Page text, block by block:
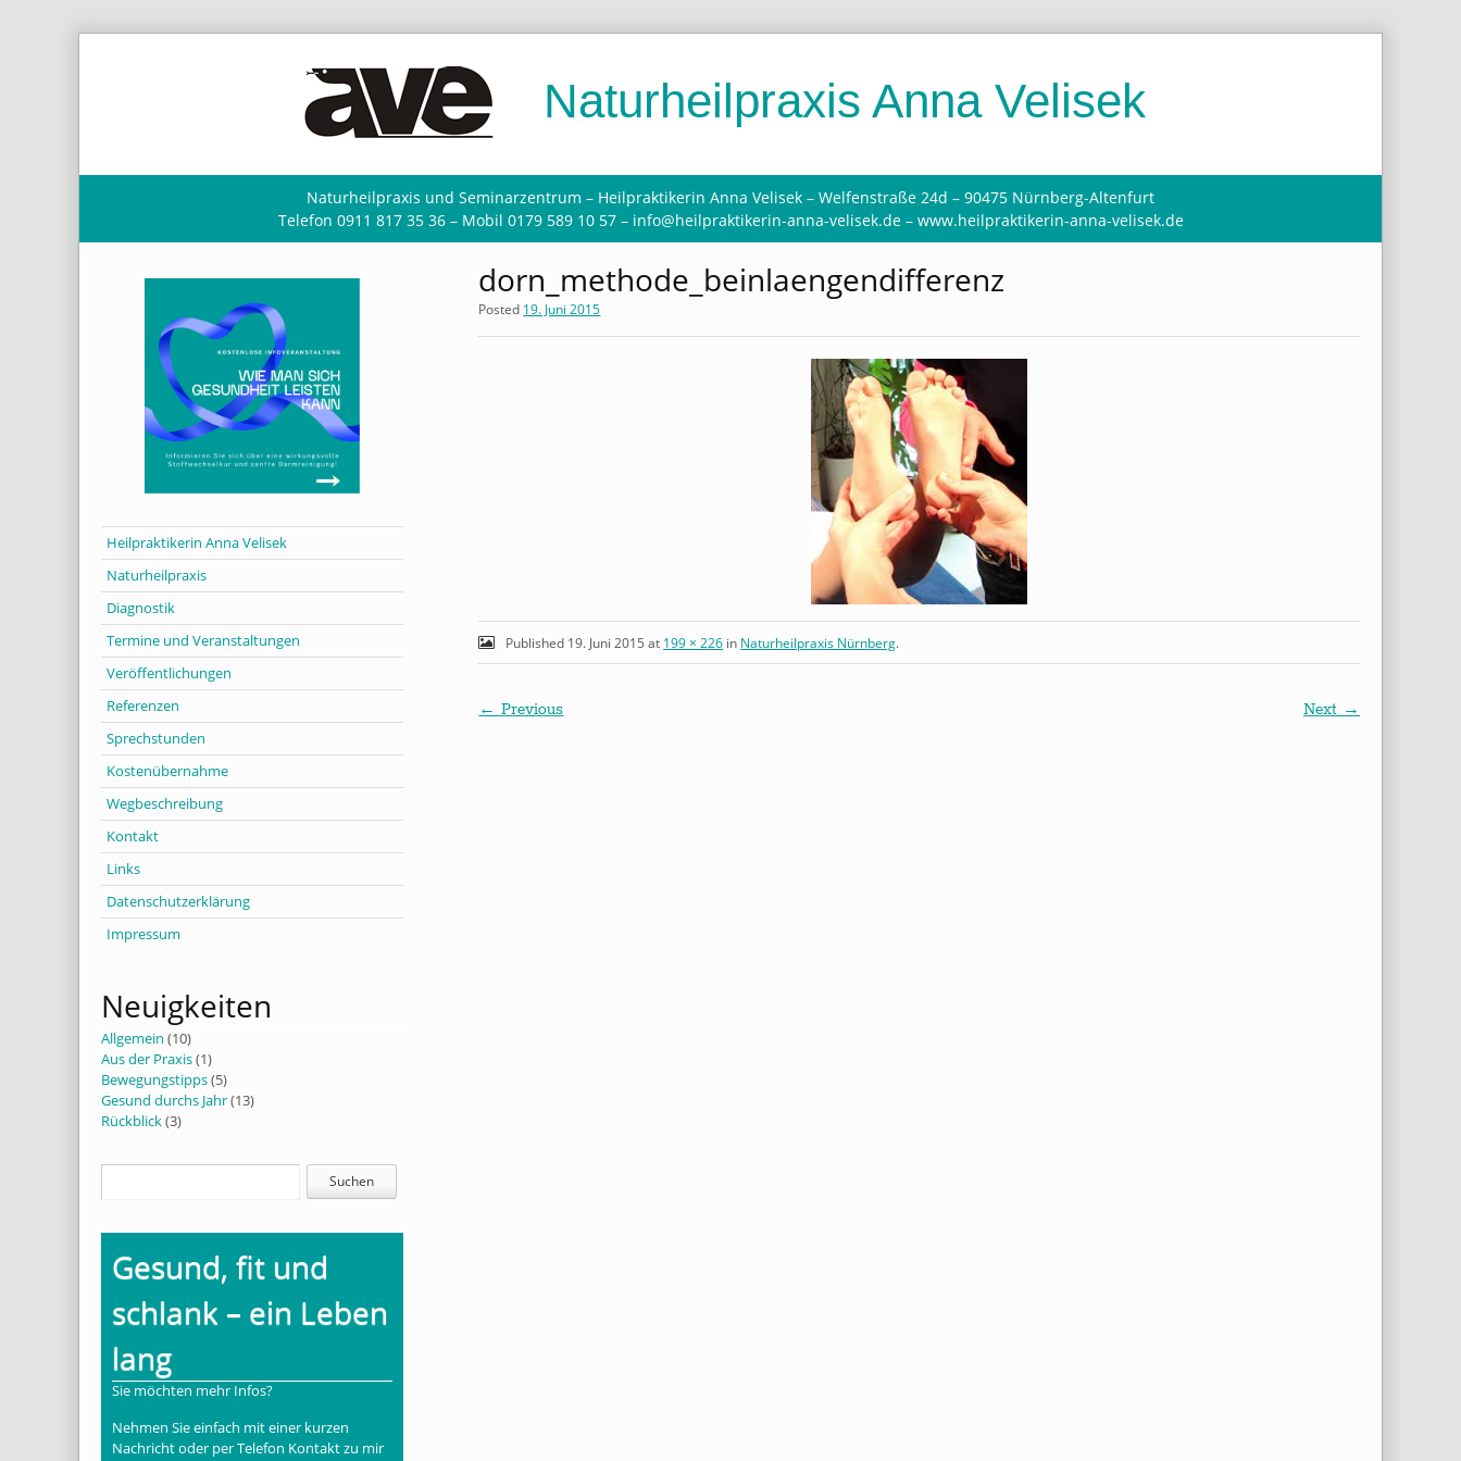
Naturheilpraxis Anna Velisek
Naturheilpraxis und Seminarzentrum – Heilpraktikerin Anna Velisek – Welfenstraße 24d – 90475 Nürnberg-Altenfurt
Telefon 0911 817 35 36 – Mobil 0179 589 10 57 – info@heilpraktikerin-anna-velisek.de – www.heilpraktikerin-anna-velisek.de
dorn_methode_beinlaengendifferenz
Posted 19. Juni 2015
Published 19. Juni 2015 at 199 × 226 in Naturheilpraxis Nürnberg.
← Previous Next →
Heilpraktikerin Anna Velisek
Naturheilpraxis
Diagnostik
Termine und Veranstaltungen
Veröffentlichungen
Referenzen
Sprechstunden
Kostenübernahme
Wegbeschreibung
Kontakt
Links
Datenschutzerklärung
Impressum
Neuigkeiten
Allgemein (10)
Aus der Praxis(1)
Bewegungstipps(5)
Gesund durchs Jahr(13)
Rückblick(3)
Gesund, fit und
schlank – ein Leben
lang
Sie möchten mehr Infos?
Nehmen Sie einfach mit einer kurzen
Nachricht oder per Telefon Kontakt zu mir